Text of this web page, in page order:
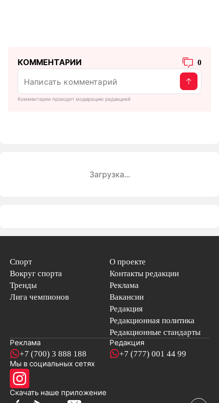
КОММЕНТАРИИ 0
Комментарии проходят модерацию редакцией
Загрузка...
Спорт
Вокруг спорта
Тренды
Лига чемпионов
О проекте
Контакты редакции
Реклама
Вакансии
Редакция
Редакционная политика
Редакционные стандарты
Реклама
+7 (700) 3 888 188
Редакция
+7 (777) 001 44 99
Мы в социальных сетях
Скачать наше приложениеновостей